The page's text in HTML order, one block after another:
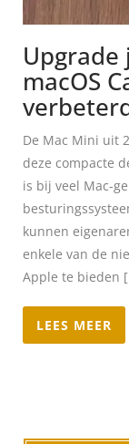
Upgrade
macOS
De Mac Mini uit
deze compacte
is bij veel Mac-
kunnen
enkele van de
Apple te bieden
LEES MEER